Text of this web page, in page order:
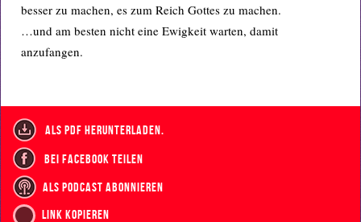
besser zu machen, es zum Reich Gottes zu machen.
…und am besten nicht eine Ewigkeit warten, damit
anzufangen.
als PDF herunterladen.
bei Facebook teilen
als Podcast abonnieren
Link kopieren